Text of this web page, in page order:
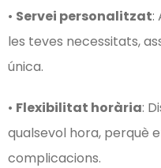
• Servei personalitzat:
les teves necessitats,
única.
• Flexibilitat horària:
qualsevol hora, perquè
complicacions.